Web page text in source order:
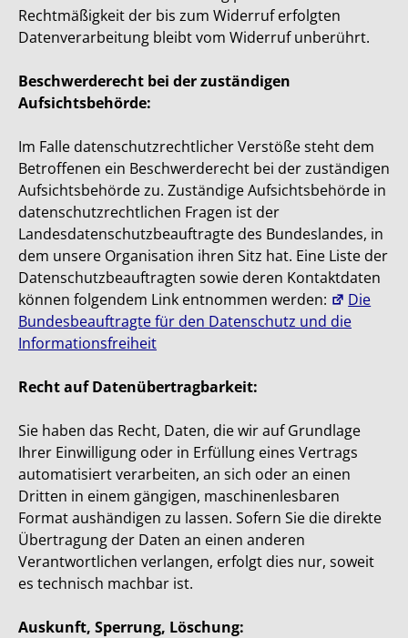
Rechtmäßigkeit der bis zum Widerruf erfolgten
Datenverarbeitung bleibt vom Widerruf unberührt.
Beschwerderecht bei der zuständigen
Aufsichtsbehörde:
Im Falle datenschutzrechtlicher Verstöße steht dem
Betroffenen ein Beschwerderecht bei der zuständigen
Aufsichtsbehörde zu. Zuständige Aufsichtsbehörde in
datenschutzrechtlichen Fragen ist der
Landesdatenschutzbeauftragte des Bundeslandes, in
dem unsere Organisation ihren Sitz hat. Eine Liste der
Datenschutzbeauftragten sowie deren Kontaktdaten
können folgendem Link entnommen werden:
Die
Bundesbeauftragte für den Datenschutz und die
Informationsfreiheit
Recht auf Datenübertragbarkeit:
Sie haben das Recht, Daten, die wir auf Grundlage
Ihrer Einwilligung oder in Erfüllung eines Vertrags
automatisiert verarbeiten, an sich oder an einen
Dritten in einem gängigen, maschinenlesbaren
Format aushändigen zu lassen. Sofern Sie die direkte
Übertragung der Daten an einen anderen
Verantwortlichen verlangen, erfolgt dies nur, soweit
es technisch machbar ist.
Auskunft, Sperrung, Löschung: